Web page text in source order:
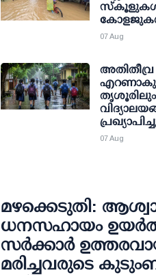
07 Aug
അതിതീവ്ര
തൃശൂരിലും
07 Aug
മഴക്കെടുതി:
ധനസഹായം
സര്‍ക്കാര്‍
മരിച്ചവരുടെ